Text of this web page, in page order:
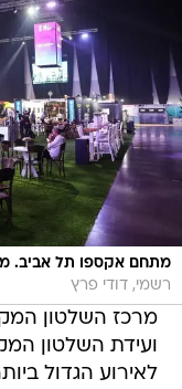
מתחם אקספו תל אביב. מצפים ל-12,000
רשמי, דודי פרץ
ועידת השלטון
לאירוע הגדול